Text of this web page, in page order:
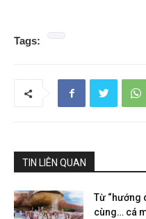
Tags:
TIN LIÊN QUAN
Từ “hướng
cùng… cá